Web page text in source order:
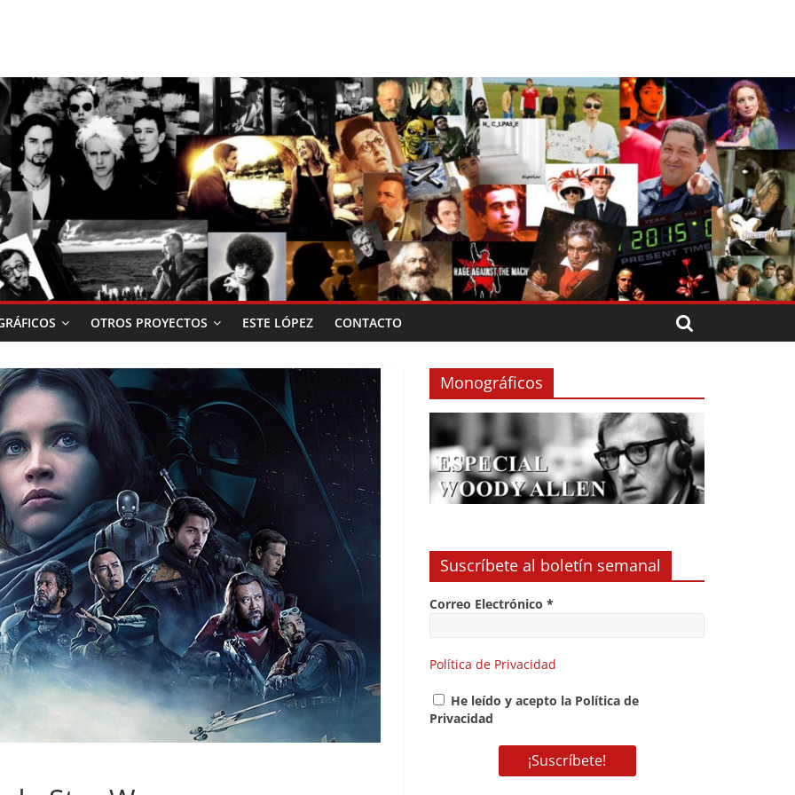
OTROS PROYECTOS ESTE LÓPEZ CONTACTO
Monográficos
Suscríbete al boletín semanal
Correo Electrónico *
Política de Privacidad
He leído y acepto la Política de
Privacidad